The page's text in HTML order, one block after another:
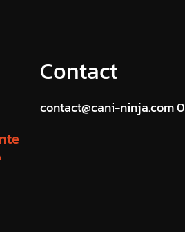
Contact
contact@cani-ninja.com